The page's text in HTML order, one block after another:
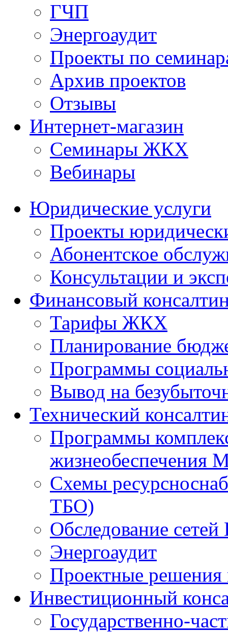
ГЧП
Энергоаудит
Проекты по
Архив проектов
Отзывы
Интернет-магазин
Семинары ЖКХ
Вебинары
Юридические услуги
Проекты
Абонентское
Консультации и
Финансовый
Тарифы ЖКХ
Планирование
Программы
Вывод на
Технический
Программы
жизнеобеспечения
Схемы
ТБО)
Обследование
Энергоаудит
Проектные решения
Инвестиционный
Государственно-